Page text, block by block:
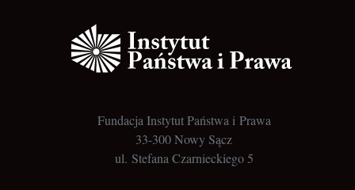
Fundacja Instytut Państwa i Prawa
33-300 Nowy Sącz
ul. Stefana Czarnieckiego 5